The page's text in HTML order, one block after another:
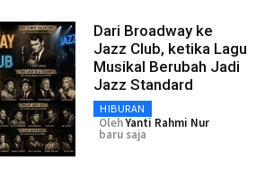
Dari Broadway ke
Jazz Club, ketika Lagu
Musikal Berubah Jadi
Jazz Standard
HIBURAN
OlehYanti Rahmi Nur
baru saja